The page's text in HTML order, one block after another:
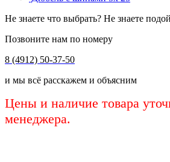
Не знаете что выбрать? Не знаете
Позвоните нам по номеру
8 (4912) 50-37-50
и мы всё расскажем и объясним
Цены и наличие товара
менеджера.